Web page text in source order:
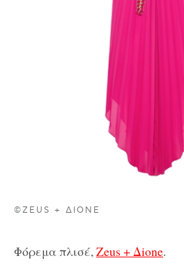
©ZEUS + ΔIONE
Φόρεμα πλισέ,Zeus + Δione.